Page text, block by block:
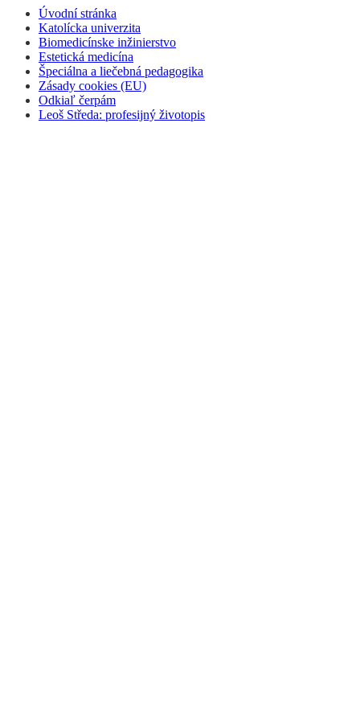
Úvodní stránka
Katolícka univerzita
Biomedicínske inžinierstvo
Estetická medicína
Špeciálna a liečebná pedagogika
Zásady cookies (EU)
Odkiaľ čerpám
Leoš Středa: profesijný životopis